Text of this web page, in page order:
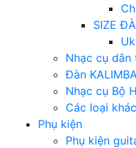
SIZE
Nhạc cụ dân
Đàn
Nhạc cụ Bộ
Các loại khác
Phụ kiện
Phụ kiện